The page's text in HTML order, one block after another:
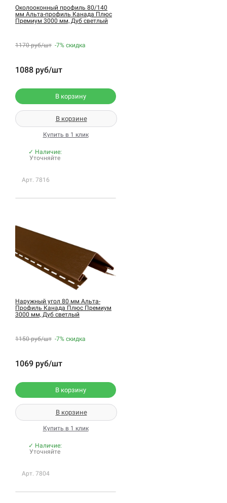
Околооконный профиль 80/140
мм Альта-профиль Канада Плюс
Премиум 3000 мм, Дуб светлый
1170 руб/шт -7% скидка
1088 руб/шт
В корзину
В корзине
Купить в 1 клик
✓ Наличие:
Уточняйте
Арт. 7816
Наружный угол 80 мм Альта-
Профиль Канада Плюс Премиум
3000 мм, Дуб светлый
1150 руб/шт -7% скидка
1069 руб/шт
В корзину
В корзине
Купить в 1 клик
✓ Наличие:
Уточняйте
Арт. 7804